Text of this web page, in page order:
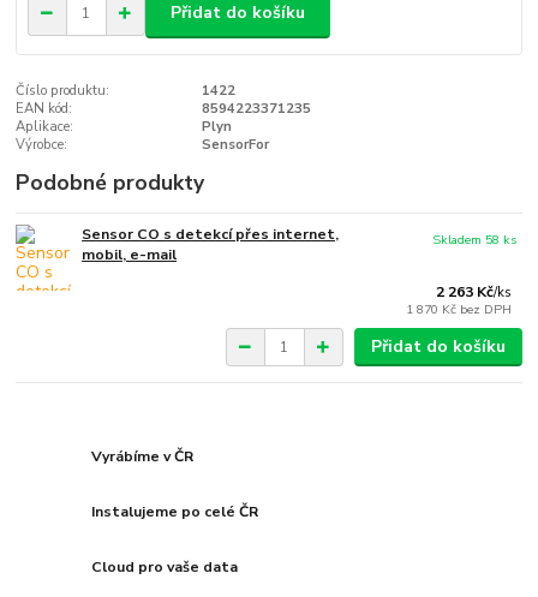
Přidat do košíku
Číslo produktu:
1422
EAN kód:
8594223371235
Aplikace:
Plyn
Výrobce:
SensorFor
Podobné produkty
Sensor CO s detekcí přes internet,
mobil, e-mail
2 263 Kč/ks
1 870 Kč bez DPH
Skladem 58 ks
Přidat do košíku
Vyrábíme v ČR
Instalujeme po celé ČR
Cloud pro vaše data